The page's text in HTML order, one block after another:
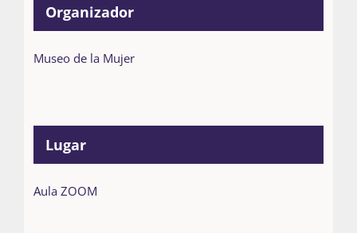
Organizador
Museo de la Mujer
Lugar
Aula ZOOM